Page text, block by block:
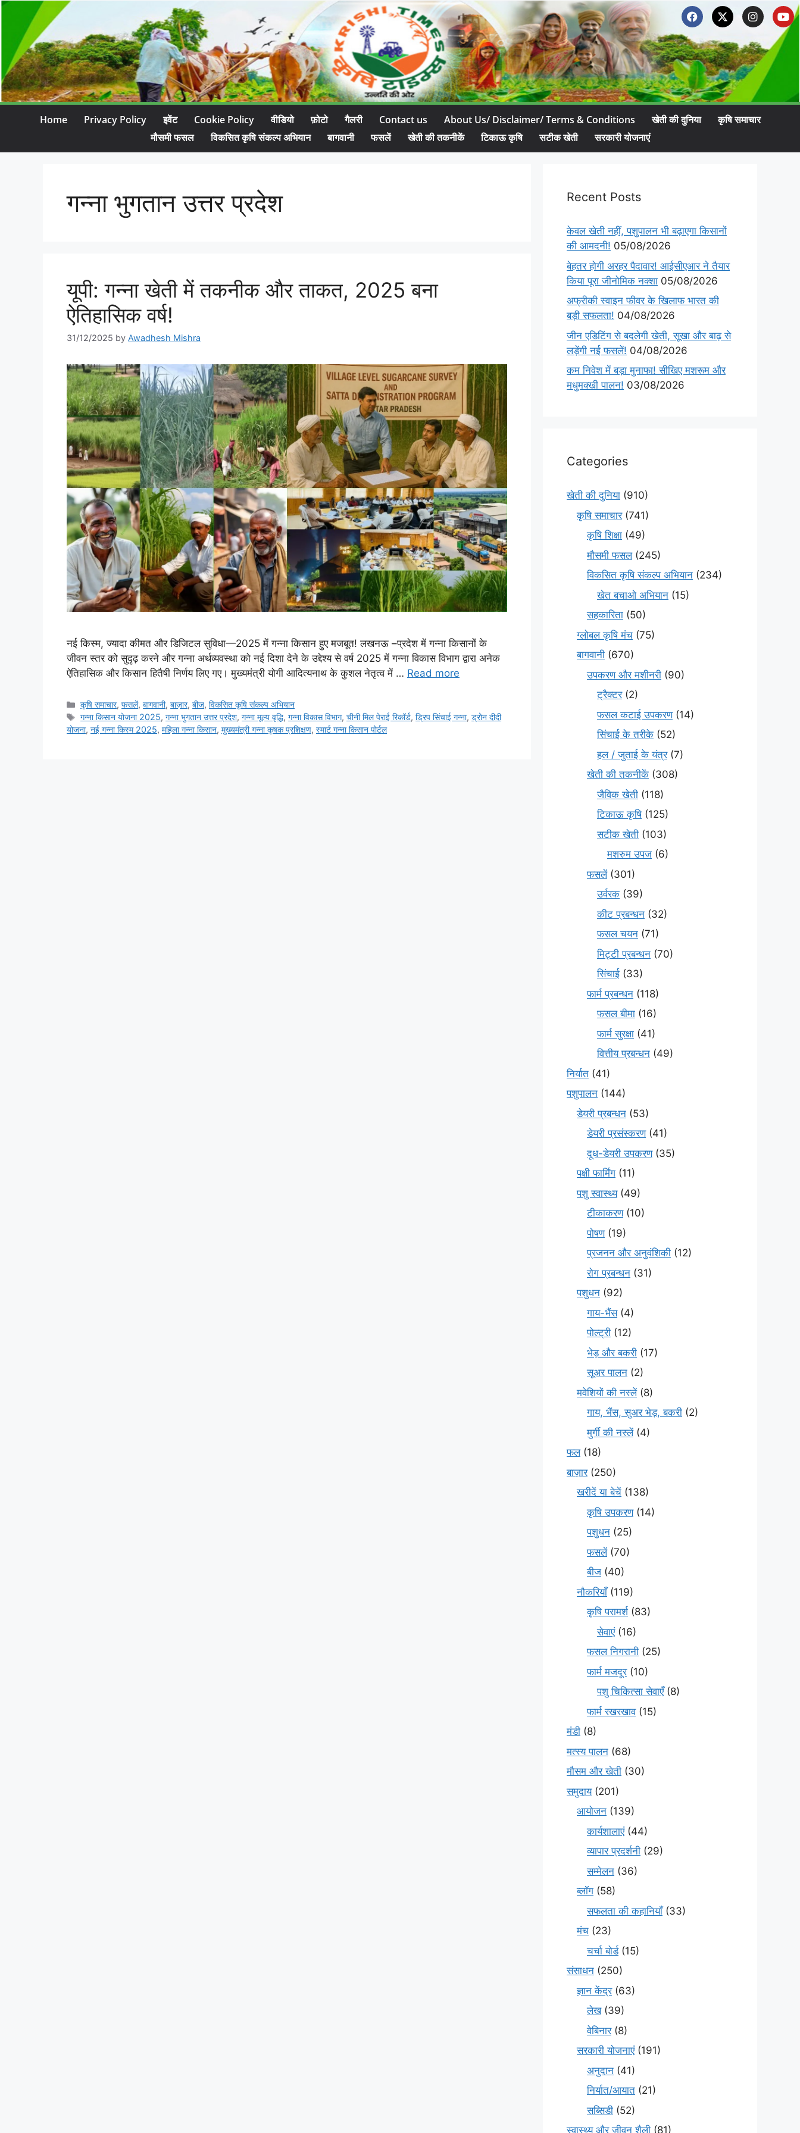
Home Privacy Policy इवेंट Cookie Policy वीडियो फ़ोटो गैलरी Contact us About Us/ Disclaimer/ Terms & Conditions खेती की दुनिया
कृषि समाचार
मौसमी फसल
विकसित कृषि संकल्प अभियान बागवानी फसलें खेती की तकनीकें टिकाऊ कृषि सटीक खेती सरकारी योजनाएं
गन्ना भुगतान उत्तर प्रदेश
यूपी: गन्ना खेती में तकनीक और ताकत, 2025 बना
ऐतिहासिक वर्ष!
31/12/2025 by Awadhesh Mishra
नई किस्म, ज्यादा कीमत और डिजिटल सुविधा—2025 में गन्ना किसान हुए मजबूत! लखनऊ –प्रदेश में गन्ना किसानों के
जीवन स्तर को सुदृढ़ करने और गन्ना अर्थव्यवस्था को नई दिशा देने के उद्देश्य से वर्ष 2025 में गन्ना विकास विभाग द्वारा अनेक
ऐतिहासिक और किसान हितैषी निर्णय लिए गए। मुख्यमंत्री योगी आदित्यनाथ के कुशल नेतृत्व में … Read more
कृषि समाचार,फसलें,बागवानी,बाज़ार,बीज,विकसित कृषि संकल्प अभियान
गन्ना किसान योजना 2025,गन्ना भुगतान उत्तर प्रदेश,गन्ना मूल्य वृद्धि,गन्ना विकास विभाग,चीनी मिल पेराई रिकॉर्ड,ड्रिप सिंचाई गन्ना,ड्रोन दीदी
योजना, नई गन्ना किस्म 2025, महिला गन्ना किसान, मुख्यमंत्री गन्ना कृषक प्रशिक्षण, स्मार्ट गन्ना किसान पोर्टल
Recent Posts
केवल खेती नहीं, पशुपालन भी बढ़ाएगा किसानों
की आमदनी! 05/08/2026
बेहतर होगी अरहर पैदावार! आईसीएआर ने तैयार
किया पूरा जीनोमिक नक्शा 05/08/2026
अफ्रीकी स्वाइन फीवर के खिलाफ भारत की
बड़ी सफलता! 04/08/2026
जीन एडिटिंग से बदलेगी खेती, सूखा और बाढ़ से
लड़ेंगी नई फसलें! 04/08/2026
कम निवेश में बड़ा मुनाफा! सीखिए मशरूम और
मधुमक्खी पालन! 03/08/2026
Categories
खेती की दुनिया (910)
कृषि समाचार(741)
कृषि शिक्षा (49)
मौसमी फसल(245)
विकसित कृषि संकल्प अभियान (234)
खेत बचाओ अभियान (15)
सहकारिता (50)
ग्लोबल कृषि मंच (75)
बागवानी (670)
उपकरण और मशीनरी (90)
ट्रैक्टर(2)
फसल कटाई उपकरण(14)
सिंचाई के तरीके (52)
हल / जुताई के यंत्र(7)
खेती की तकनीकें (308)
जैविक खेती (118)
टिकाऊ कृषि(125)
सटीक खेती (103)
मशरुम उपज (6)
फसलें(301)
उर्वरक (39)
कीट प्रबन्धन (32)
फसल चयन (71)
मि‌ट्टी प्रबन्धन (70)
सिंचाई (33)
फार्म प्रबन्धन (118)
फसल बीमा (16)
फार्म सुरक्षा (41)
वित्तीय प्रबन्धन (49)
निर्यात (41)
पशुपालन (144)
डेयरी प्रबन्धन (53)
डेयरी प्रसंस्करण(41)
दूध-डेयरी उपकरण(35)
पक्षी फार्मिंग (11)
पशु स्वास्थ्य(49)
टीकाकरण(10)
पोषण(19)
प्रजनन और अनुवंशिकी (12)
रोग प्रबन्धन (31)
पशुधन (92)
गाय-भैंस(4)
पोल्ट्री (12)
भेड़ और बकरी (17)
सूअर पालन (2)
मवेशियों की नस्लें(8)
गाय, भैंस, सुअर भेड़, बकरी (2)
मुर्गी की नस्लें(4)
फल(18)
बाज़ार(250)
खरीदें या बेचें (138)
कृषि उपकरण(14)
पशुधन (25)
फसलें(70)
बीज (40)
नौकरियाँ(119)
कृषि परामर्श(83)
सेवाएं(16)
फसल निगरानी (25)
फार्म मजदूर(10)
पशु चिकित्सा सेवाएँ(8)
फार्म रखरखाव(15)
मंडी (8)
मत्स्य पालन (68)
मौसम और खेती (30)
समुदाय(201)
आयोजन (139)
कार्यशालाएं(44)
व्यापार प्रदर्शनी (29)
सम्मेलन (36)
ब्लॉग (58)
सफलता की कहानियाँ(33)
मंच (23)
चर्चा बोर्ड(15)
संसाधन (250)
ज्ञान केंद्र(63)
लेख(39)
वेबिनार(8)
सरकारी योजनाएं(191)
अनुदान (41)
निर्यात/आयात (21)
सब्सिडी (52)
स्वास्थ्य और जीवन शैली (81)